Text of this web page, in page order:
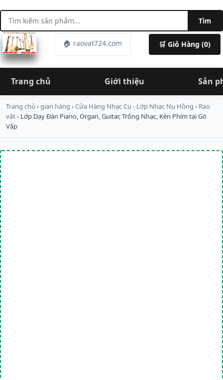
Tìm
🏠 raovat724.com 🛒 Giỏ Hàng (0)
Trang chủ Giới thiệu Sản
Trang chủ ›gian hàng ›Cửa Hàng Nhạc Cụ - Lớp Nhạc Nụ Hồng › Rao
vặt› Lớp Dạy Đàn Piano, Organ, Guitar, Trống Nhạc, Kèn Phím tại Gò
Vấp